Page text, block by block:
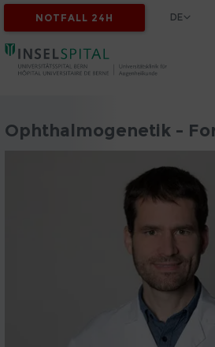
NOTFALL 24H DE
Ophthalmogenetik -